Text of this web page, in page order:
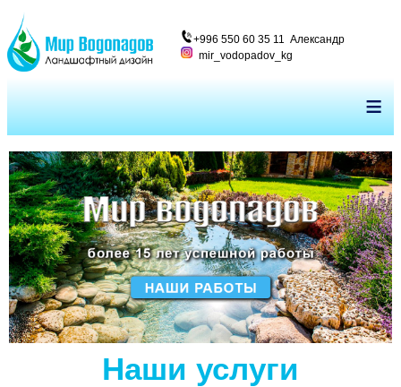
+996 550 60 35 11 Александр
mir_vodopadov_kg
≡
Наши услуги